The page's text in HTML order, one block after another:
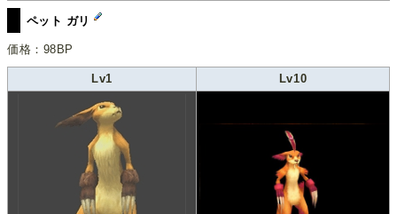
ペット ガリ
価格：98BP
Lv1 Lv10